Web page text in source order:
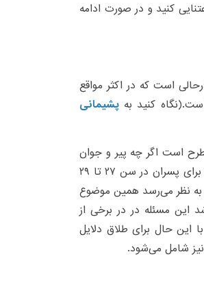
کنید و در صورت ادامه
درحالی است که در اکثر مواقع
کنید به پشیمانی
است اگر چه پیر و جوان
نمی‌شناسد اما بیشتر از همه گروه‌های سنی برای دختران در سن ۲۴ تا ۲۵ و برای پسران در سن ۲۷ تا ۲۹
حال حاضر میانگین طلاق زیر ۲۵ سال است و به نظر می‌رسد همین موضوع
این مسئله در در برخی از
کرده است. با این حال برای طلاق دلایل